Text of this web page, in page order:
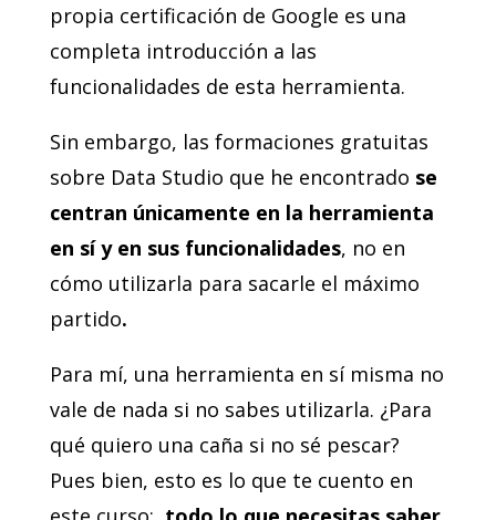
propia certificación de Google es una
completa introducción a las
funcionalidades de esta herramienta.
Sin embargo, las formaciones gratuitas
sobre Data Studio que he encontrado se
centran únicamente en la herramienta
en sí y en sus funcionalidades, no en
cómo utilizarla para sacarle el máximo
partido.
Para mí, una herramienta en sí misma no
vale de nada si no sabes utilizarla. ¿Para
qué quiero una caña si no sé pescar?
Pues bien, esto es lo que te cuento en